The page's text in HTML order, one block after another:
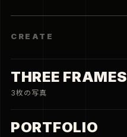
CREATE
THREE FRAMES
3枚の写真
PORTFOLIO